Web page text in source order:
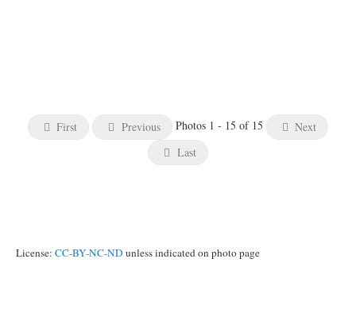
First Previous Photos 1 - 15 of 15
Next
Last
License: CC-BY-NC-ND unless indicated on photo page